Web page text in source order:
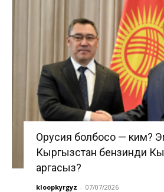
Орусия болбосо — ким?
Кыргызстан бензинди
аргасыз?
kloopkyrgyz - 07/07/2026